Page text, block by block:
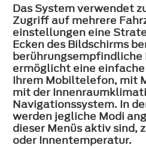
Das System verwendet
Zugriff auf mehrere
einstellungen eine
Ecken des Bildschirms
berührungsempfindliche
ermöglicht eine
Ihrem Mobiltelefon, mit
mit der
Navigationssystem. In
werden jegliche Modi
dieser Menüs aktiv sind,
oder Innentemperatur.